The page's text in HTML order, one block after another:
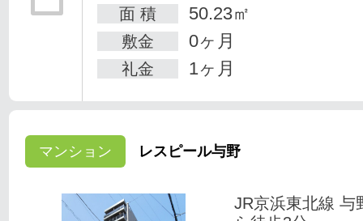
面 積 50.23㎡
敷金 0ヶ月
礼金 1ヶ月
マンション レスピール与野
JR京浜東北線 与